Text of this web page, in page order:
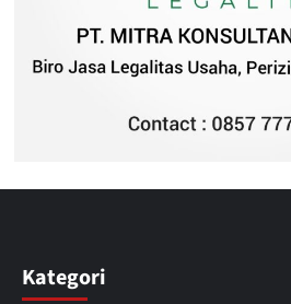
Kategori